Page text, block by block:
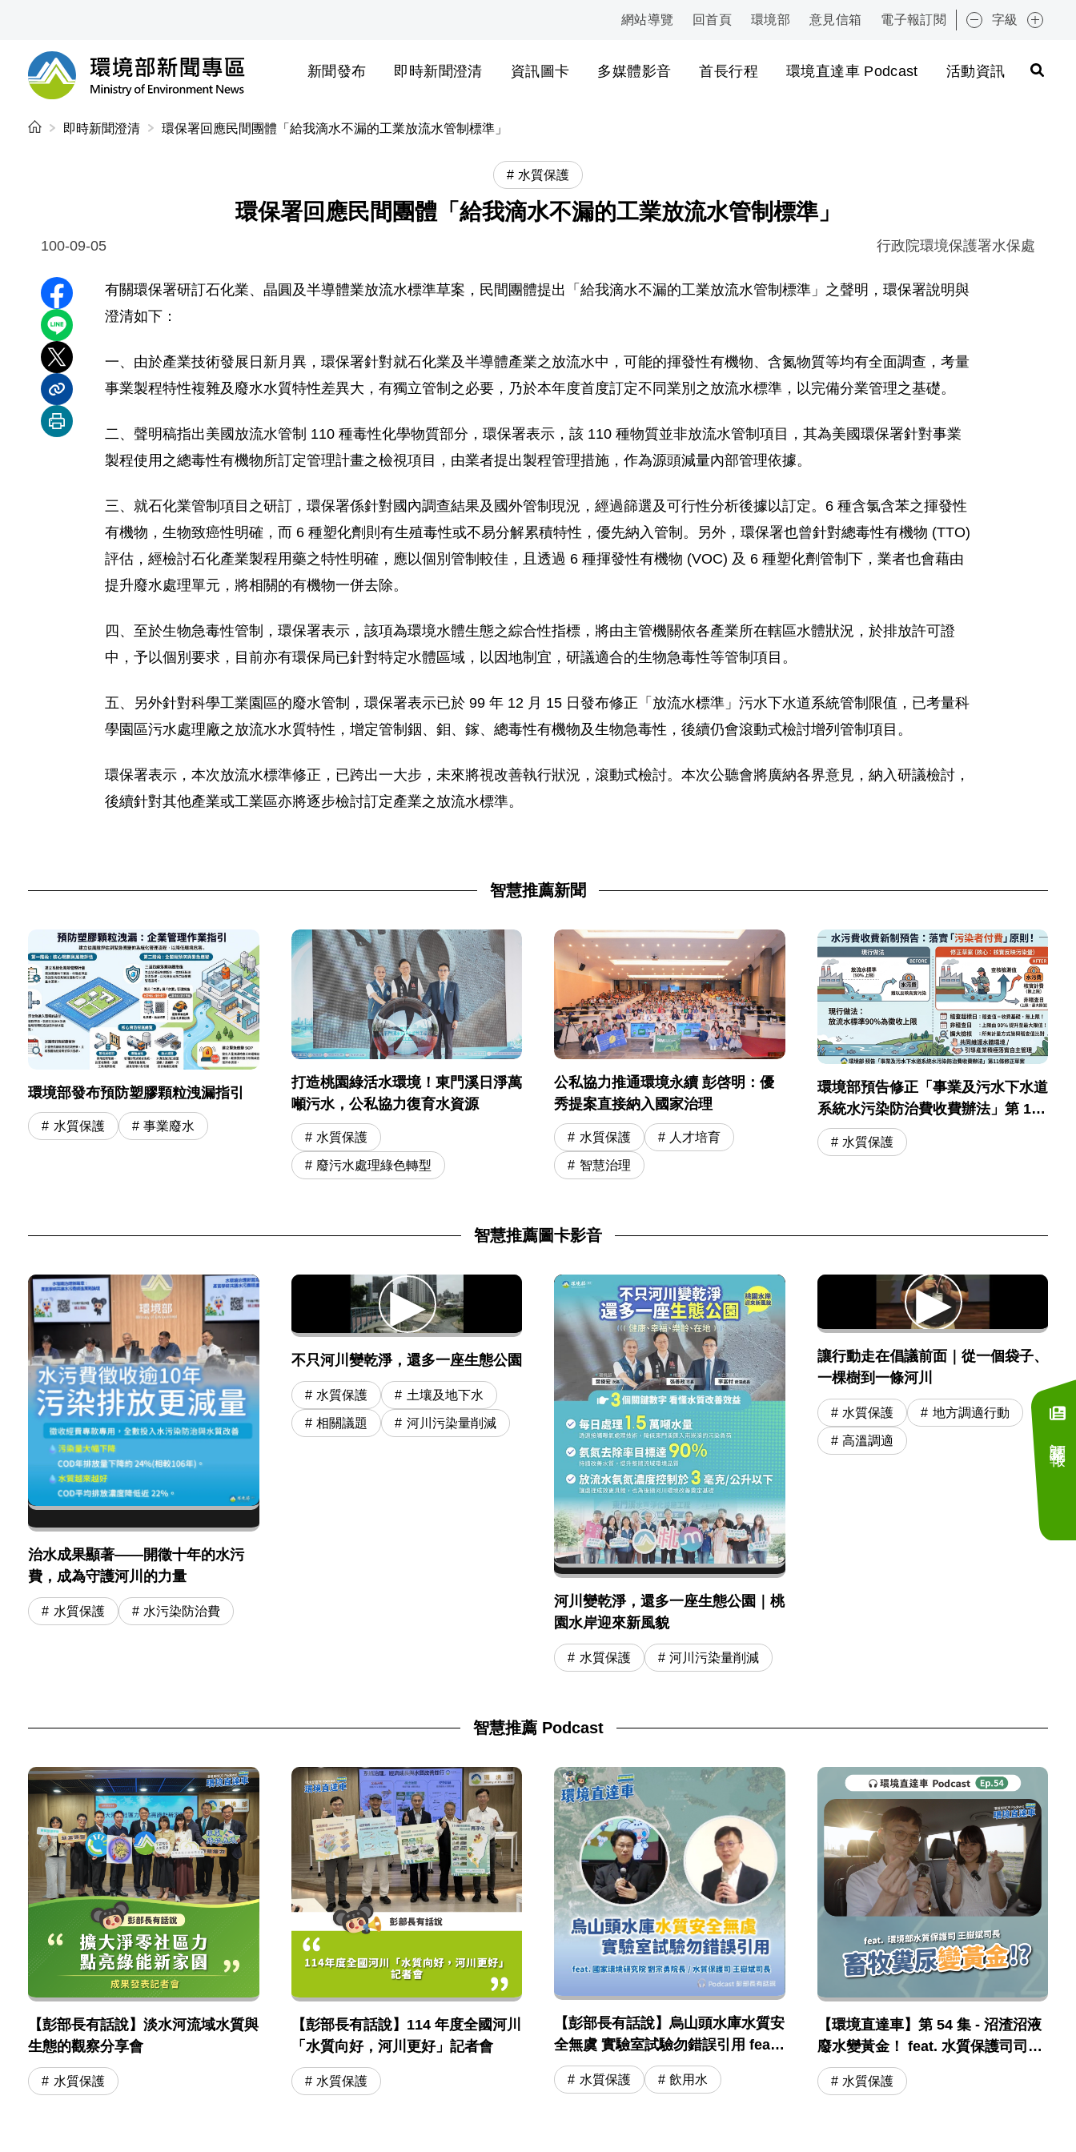
:::
網站導覽 回首頁 環境部 意見信箱 電子報訂閱 字級
環境部新聞專區
新聞發布 即時新聞澄清 資訊圖卡 多媒體影音 首長行程 環境直達車 Podcast 活動資訊
:::
即時新聞澄清 環保署回應民間團體「給我滴水不漏的工業放流水管制標準」
水質保護
環保署回應民間團體「給我滴水不漏的工業放流水管制標準」
100-09-05 行政院環境保護署水保處
分享至 Facebook
分享到 LINE
分享到 X
分享內容連結
列印本頁
有關環保署研訂石化業、晶圓及半導體業放流水標準草案，民間團體提出「給我滴水不漏的工業放流水管制標準」之聲明，環保署說明與
澄清如下：
一、由於產業技術發展日新月異，環保署針對就石化業及半導體產業之放流水中，可能的揮發性有機物、含氮物質等均有全面調查，考量
事業製程特性複雜及廢水水質特性差異大，有獨立管制之必要，乃於本年度首度訂定不同業別之放流水標準，以完備分業管理之基礎。
二、聲明稿指出美國放流水管制 110 種毒性化學物質部分，環保署表示，該 110 種物質並非放流水管制項目，其為美國環保署針對事業
製程使用之總毒性有機物所訂定管理計畫之檢視項目，由業者提出製程管理措施，作為源頭減量內部管理依據。
三、就石化業管制項目之研訂，環保署係針對國內調查結果及國外管制現況，經過篩選及可行性分析後據以訂定。6 種含氯含苯之揮發性
有機物，生物致癌性明確，而 6 種塑化劑則有生殖毒性或不易分解累積特性，優先納入管制。另外，環保署也曾針對總毒性有機物 (TTO)
評估，經檢討石化產業製程用藥之特性明確，應以個別管制較佳，且透過 6 種揮發性有機物 (VOC) 及 6 種塑化劑管制下，業者也會藉由
提升廢水處理單元，將相關的有機物一併去除。
四、至於生物急毒性管制，環保署表示，該項為環境水體生態之綜合性指標，將由主管機關依各產業所在轄區水體狀況，於排放許可證
中，予以個別要求，目前亦有環保局已針對特定水體區域，以因地制宜，研議適合的生物急毒性等管制項目。
五、另外針對科學工業園區的廢水管制，環保署表示已於 99 年 12 月 15 日發布修正「放流水標準」污水下水道系統管制限值，已考量科
學園區污水處理廠之放流水水質特性，增定管制銦、鉬、鎵、總毒性有機物及生物急毒性，後續仍會滾動式檢討增列管制項目。
環保署表示，本次放流水標準修正，已跨出一大步，未來將視改善執行狀況，滾動式檢討。本次公聽會將廣納各界意見，納入研議檢討，
後續針對其他產業或工業區亦將逐步檢討訂定產業之放流水標準。
智慧推薦新聞
環境部發布預防塑膠顆粒洩漏指引
水質保護 事業廢水
打造桃園綠活水環境！東門溪日淨萬
噸污水，公私協力復育水資源
水質保護
廢污水處理綠色轉型
公私協力推通環境永續 彭啓明：優
秀提案直接納入國家治理
水質保護 人才培育
智慧治理
環境部預告修正「事業及污水下水道
系統水污染防治費收費辦法」第 11
條
水質保護
智慧推薦圖卡影音
治水成果顯著——開徵十年的水污
費，成為守護河川的力量
水質保護 水污染防治費
不只河川變乾淨，還多一座生態公園
水質保護 土壤及地下水
相關議題 河川污染量削減
河川變乾淨，還多一座生態公園｜桃
園水岸迎來新風貌
水質保護 河川污染量削減
讓行動走在倡議前面｜從一個袋子、
一棵樹到一條河川
水質保護 地方調適行動
高溫調適
智慧推薦 Podcast
【彭部長有話說】淡水河流域水質與
生態的觀察分享會
水質保護
【彭部長有話說】114 年度全國河川
「水質向好，河川更好」記者會
水質保護
【彭部長有話說】烏山頭水庫水質安
全無虞 實驗室試驗勿錯誤引用 feat .
國環院 劉宗勇院長 / 水保司 王嶽斌
司長
水質保護 飲用水
【環境直達車】第 54 集 - 沼渣沼液
廢水變黃金！ feat. 水質保護司司長
王嶽斌 司長
水質保護